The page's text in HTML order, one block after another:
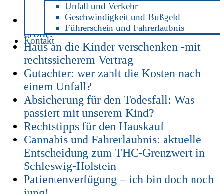
Unfall und Verkehr
Geschwindigkeit und Bußgeld
Führerschein und Fahrerlaubnis
Kontakt
Promillewert strafbar?
Alkohol am Steuer -welche Strafe
droht?
Haus an die Kinder verschenken -mit
rechtssicherem Vertrag
Gutachter: wer zahlt die Kosten nach
einem Unfall?
Absicherung für den Todesfall: Was
passiert mit unserem Kind?
Rechtstipps für den Hauskauf
Cannabis und Fahrerlaubnis: aktuelle
Entscheidung zum THC-Grenzwert in
Schleswig-Holstein
Patientenverfügung – ich bin doch noch